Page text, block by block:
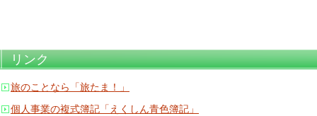
リンク
旅のことなら「旅たま！」
個人事業の複式簿記「えくしん青色簿記」